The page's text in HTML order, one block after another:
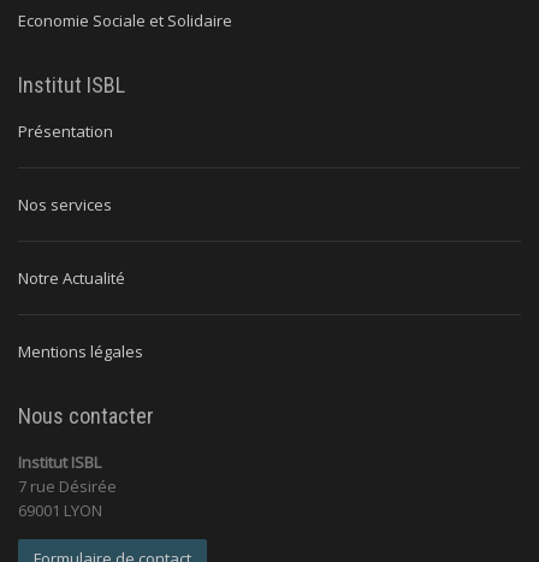
Economie Sociale et Solidaire
Institut ISBL
Présentation
Nos services
Notre Actualité
Mentions légales
Nous contacter
Institut ISBL
7 rue Désirée
69001 LYON